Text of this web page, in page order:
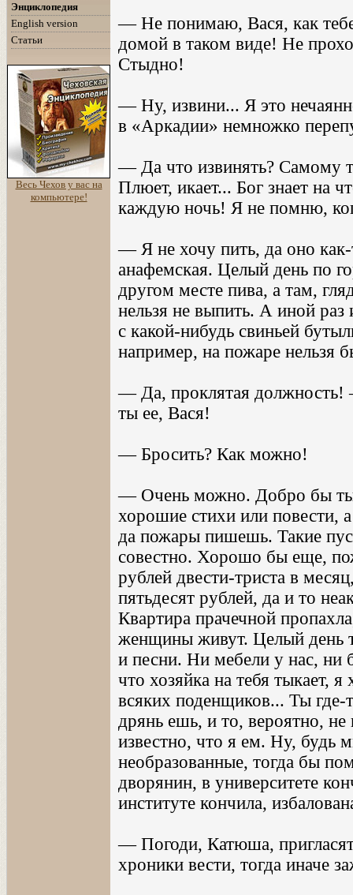
Энциклопедия
English version
Статьи
Весь Чехов у вас на
компьютере!
— Не понимаю, Вася, как
домой в таком виде! Не
Стыдно!
— Ну, извини... Я это
в «Аркадии» немножко
— Да что извинять? Самому
Плюет, икает... Бог знает на
каждую ночь! Я не помню,
— Я не хочу пить, да оно
анафемская. Целый день по
другом месте пива, а там,
нельзя не выпить. А иной раз
с какой-нибудь свиньей
например, на пожаре нельзя
— Да, проклятая
ты ее, Вася!
— Бросить? Как можно!
— Очень можно. Добро бы ты
хорошие стихи или повести,
да пожары пишешь. Такие
совестно. Хорошо бы еще,
рублей двести-триста в
пятьдесят рублей, да и то
Квартира прачечной
женщины живут. Целый день
и песни. Ни мебели у нас, ни
что хозяйка на тебя тыкает,
всяких поденщиков... Ты где-
дрянь ешь, и то, вероятно, не
известно, что я ем. Ну, будь
необразованные, тогда бы
дворянин, в университете
институте кончила,
— Погоди, Катюша,
хроники вести, тогда иначе